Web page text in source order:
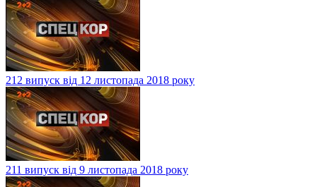
212 випуск від 12 листопада 2018 року
211 випуск від 9 листопада 2018 року